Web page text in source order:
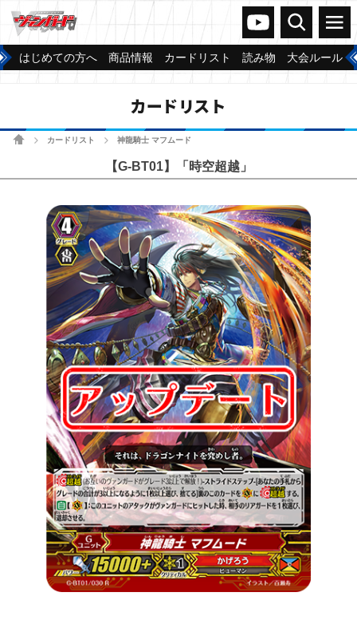
ヴァンガードch
検索 メニュー
はじめての方へ 商品情報 カードリスト 読み物 大会ルール
カードリスト
ホームカードリスト 神龍騎士 マフムード
【G-BT01】「時空超越」